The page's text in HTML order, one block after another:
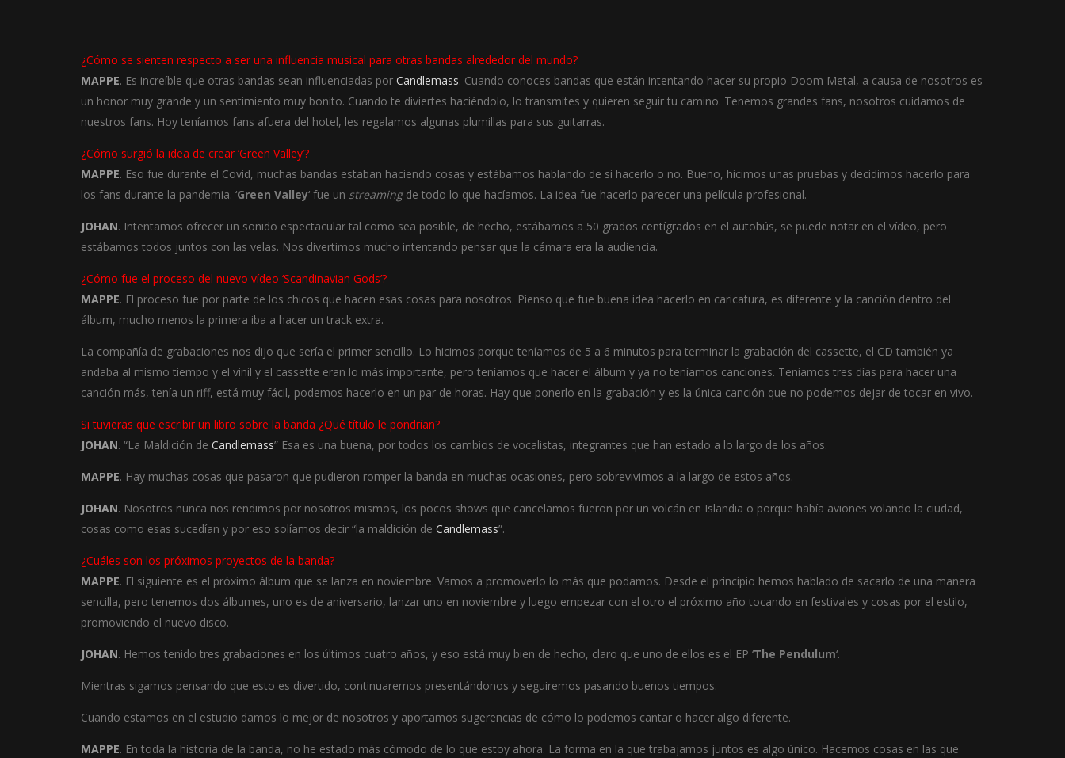
¿Cómo se sienten respecto a ser una influencia musical para otras bandas alrededor del mundo?
MAPPE. Es increíble que otras bandas sean influenciadas por Candlemass. Cuando conoces bandas que están intentando hacer su propio Doom Metal, a causa de nosotros es
un honor muy grande y un sentimiento muy bonito. Cuando te diviertes haciéndolo, lo transmites y quieren seguir tu camino. Tenemos grandes fans, nosotros cuidamos de
nuestros fans. Hoy teníamos fans afuera del hotel, les regalamos algunas plumillas para sus guitarras.
¿Cómo surgió la idea de crear ‘Green Valley’?
MAPPE. Eso fue durante el Covid, muchas bandas estaban haciendo cosas y estábamos hablando de si hacerlo o no. Bueno, hicimos unas pruebas y decidimos hacerlo para
los fans durante la pandemia. ‘Green Valley‘ fue un streamingde todo lo que hacíamos. La idea fue hacerlo parecer una película profesional.
JOHAN. Intentamos ofrecer un sonido espectacular tal como sea posible, de hecho, estábamos a 50 grados centígrados en el autobús, se puede notar en el vídeo, pero
estábamos todos juntos con las velas. Nos divertimos mucho intentando pensar que la cámara era la audiencia.
¿Cómo fue el proceso del nuevo vídeo ‘Scandinavian Gods’?
MAPPE. El proceso fue por parte de los chicos que hacen esas cosas para nosotros. Pienso que fue buena idea hacerlo en caricatura, es diferente y la canción dentro del
álbum, mucho menos la primera iba a hacer un track extra.
La compañía de grabaciones nos dijo que sería el primer sencillo. Lo hicimos porque teníamos de 5 a 6 minutos para terminar la grabación del cassette, el CD también ya
andaba al mismo tiempo y el vinil y el cassette eran lo más importante, pero teníamos que hacer el álbum y ya no teníamos canciones. Teníamos tres días para hacer una
canción más, tenía un riff, está muy fácil, podemos hacerlo en un par de horas. Hay que ponerlo en la grabación y es la única canción que no podemos dejar de tocar en vivo.
Si tuvieras que escribir un libro sobre la banda ¿Qué título le pondrían?
JOHAN. “La Maldición de Candlemass” Esa es una buena, por todos los cambios de vocalistas, integrantes que han estado a lo largo de los años.
MAPPE. Hay muchas cosas que pasaron que pudieron romper la banda en muchas ocasiones, pero sobrevivimos a la largo de estos años.
JOHAN. Nosotros nunca nos rendimos por nosotros mismos, los pocos shows que cancelamos fueron por un volcán en Islandia o porque había aviones volando la ciudad,
cosas como esas sucedían y por eso solíamos decir “la maldición de Candlemass”.
¿Cuáles son los próximos proyectos de la banda?
MAPPE. El siguiente es el próximo álbum que se lanza en noviembre. Vamos a promoverlo lo más que podamos. Desde el principio hemos hablado de sacarlo de una manera
sencilla, pero tenemos dos álbumes, uno es de aniversario, lanzar uno en noviembre y luego empezar con el otro el próximo año tocando en festivales y cosas por el estilo,
promoviendo el nuevo disco.
JOHAN. Hemos tenido tres grabaciones en los últimos cuatro años, y eso está muy bien de hecho, claro que uno de ellos es el EP ‘The Pendulum‘.
Mientras sigamos pensando que esto es divertido, continuaremos presentándonos y seguiremos pasando buenos tiempos.
Cuando estamos en el estudio damos lo mejor de nosotros y aportamos sugerencias de cómo lo podemos cantar o hacer algo diferente.
MAPPE. En toda la historia de la banda, no he estado más cómodo de lo que estoy ahora. La forma en la que trabajamos juntos es algo único. Hacemos cosas en las que